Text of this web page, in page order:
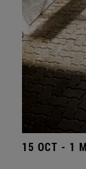
15 OCT - 1